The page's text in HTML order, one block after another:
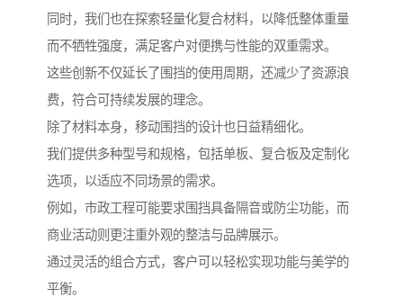
同时，我们也在探索轻量化复合材料，以降低整体重量
而不牺牲强度，满足客户对便携与性能的双重需求。
这些创新不仅延长了围挡的使用周期，还减少了资源浪
费，符合可持续发展的理念。
除了材料本身，移动围挡的设计也日益精细化。
我们提供多种型号和规格，包括单板、复合板及定制化
选项，以适应不同场景的需求。
例如，市政工程可能要求围挡具备隔音或防尘功能，而
商业活动则更注重外观的整洁与品牌展示。
通过灵活的组合方式，客户可以轻松实现功能与美学的
平衡。